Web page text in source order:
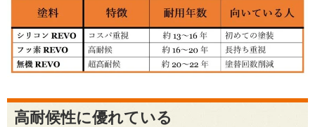
高耐候性に優れている